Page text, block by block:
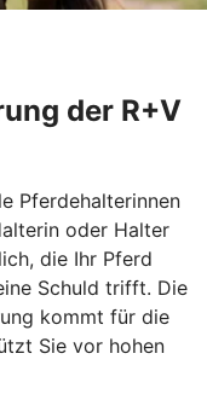
der R+V
Pferdehalterinnen
oder Halter
die Ihr Pferd
Schuld trifft. Die
kommt für die
Sie vor hohen